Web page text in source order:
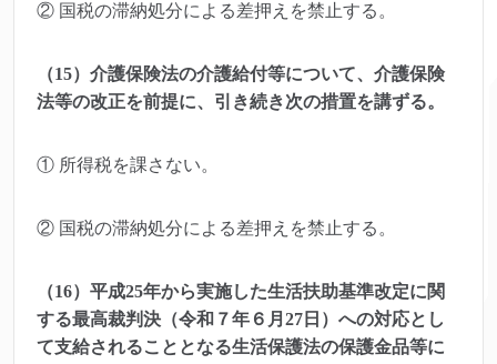
② 国税の滞納処分による差押えを禁止する。
（15）介護保険法の介護給付等について、介護保険
法等の改正を前提に、引き続き次の措置を講ずる。
① 所得税を課さない。
② 国税の滞納処分による差押えを禁止する。
（16）平成25年から実施した生活扶助基準改定に関
する最高裁判決（令和７年６月27日）への対応とし
て支給されることとなる生活保護法の保護金品等に